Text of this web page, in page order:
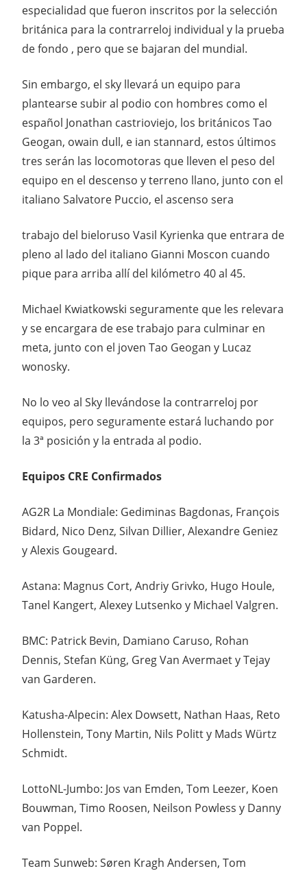
especialidad que fueron inscritos por la selección
británica para la contrarreloj individual y la prueba
de fondo , pero que se bajaran del mundial.
Sin embargo, el sky llevará un equipo para
plantearse subir al podio con hombres como el
español Jonathan castrioviejo, los británicos Tao
Geogan, owain dull, e ian stannard, estos últimos
tres serán las locomotoras que lleven el peso del
equipo en el descenso y terreno llano, junto con el
italiano Salvatore Puccio, el ascenso sera
trabajo del bieloruso Vasil Kyrienka que entrara de
pleno al lado del italiano Gianni Moscon cuando
pique para arriba allí del kilómetro 40 al 45.
Michael Kwiatkowski seguramente que les relevara
y se encargara de ese trabajo para culminar en
meta, junto con el joven Tao Geogan y Lucaz
wonosky.
No lo veo al Sky llevándose la contrarreloj por
equipos, pero seguramente estará luchando por
la 3ª posición y la entrada al podio.
Equipos CRE Confirmados
AG2R La Mondiale: Gediminas Bagdonas, François
Bidard, Nico Denz, Silvan Dillier, Alexandre Geniez
y Alexis Gougeard.
Astana: Magnus Cort, Andriy Grivko, Hugo Houle,
Tanel Kangert, Alexey Lutsenko y Michael Valgren.
BMC: Patrick Bevin, Damiano Caruso, Rohan
Dennis, Stefan Küng, Greg Van Avermaet y Tejay
van Garderen.
Katusha-Alpecin: Alex Dowsett, Nathan Haas, Reto
Hollenstein, Tony Martin, Nils Politt y Mads Würtz
Schmidt.
LottoNL-Jumbo: Jos van Emden, Tom Leezer, Koen
Bouwman, Timo Roosen, Neilson Powless y Danny
van Poppel.
Team Sunweb: Søren Kragh Andersen, Tom